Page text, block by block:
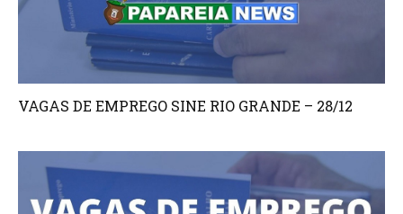
VAGAS DE EMPREGO SINE RIO GRANDE – 28/12